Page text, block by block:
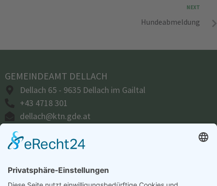
NEXT
Hundeabmeldung
GEMEINDEAMT DELLACH
Dellach 65 - 9635 Dellach im Gailtal
+43 4718 301
dellach@ktn.gde.at
ÖFFNUNGSZEITEN
Montag bis Donnerstag:07.30 – 16.00 Uhr